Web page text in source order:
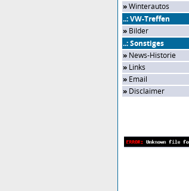
»Winterautos
..: VW-Treffen
» Bilder
..: Sonstiges
» News-Historie
» Links
» Email
» Disclaimer